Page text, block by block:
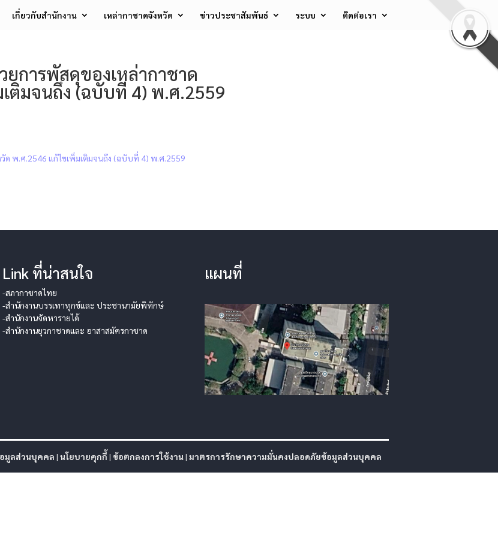
เกี่ยวกับสำนักงาน เหล่ากาชาดจังหวัด ข่าวประชาสัมพันธ์ ระบบ ติดต่อเรา
การพัสดุของเหล่ากาชาด
ติมจนถึง (ฉบับที่ 4) พ.ศ.2559
ด พ.ศ.2546 แก้ไขเพิ่มเติมจนถึง (ฉบับที่ 4) พ.ศ.2559
Link ที่น่าสนใจ
-สภากาชาดไทย
-สำนักงานบรรเทาทุกข์และ ประชานามัยพิทักษ์
-สำนักงานจัดหารายได้
-สำนักงานยุวกาชาดและ อาสาสมัครกาชาด
แผนที่
อมูลส่วนบุคคล | นโยบายคุกกี้ | ข้อตกลงการใช้งาน| มาตรการรักษาความมั่นคงปลอดภัยข้อมูลส่วนบุคคล